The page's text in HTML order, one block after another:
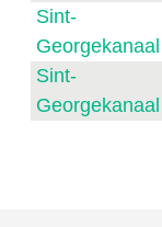
Sint-
Georgekanaal
Sint-
Georgekanaal